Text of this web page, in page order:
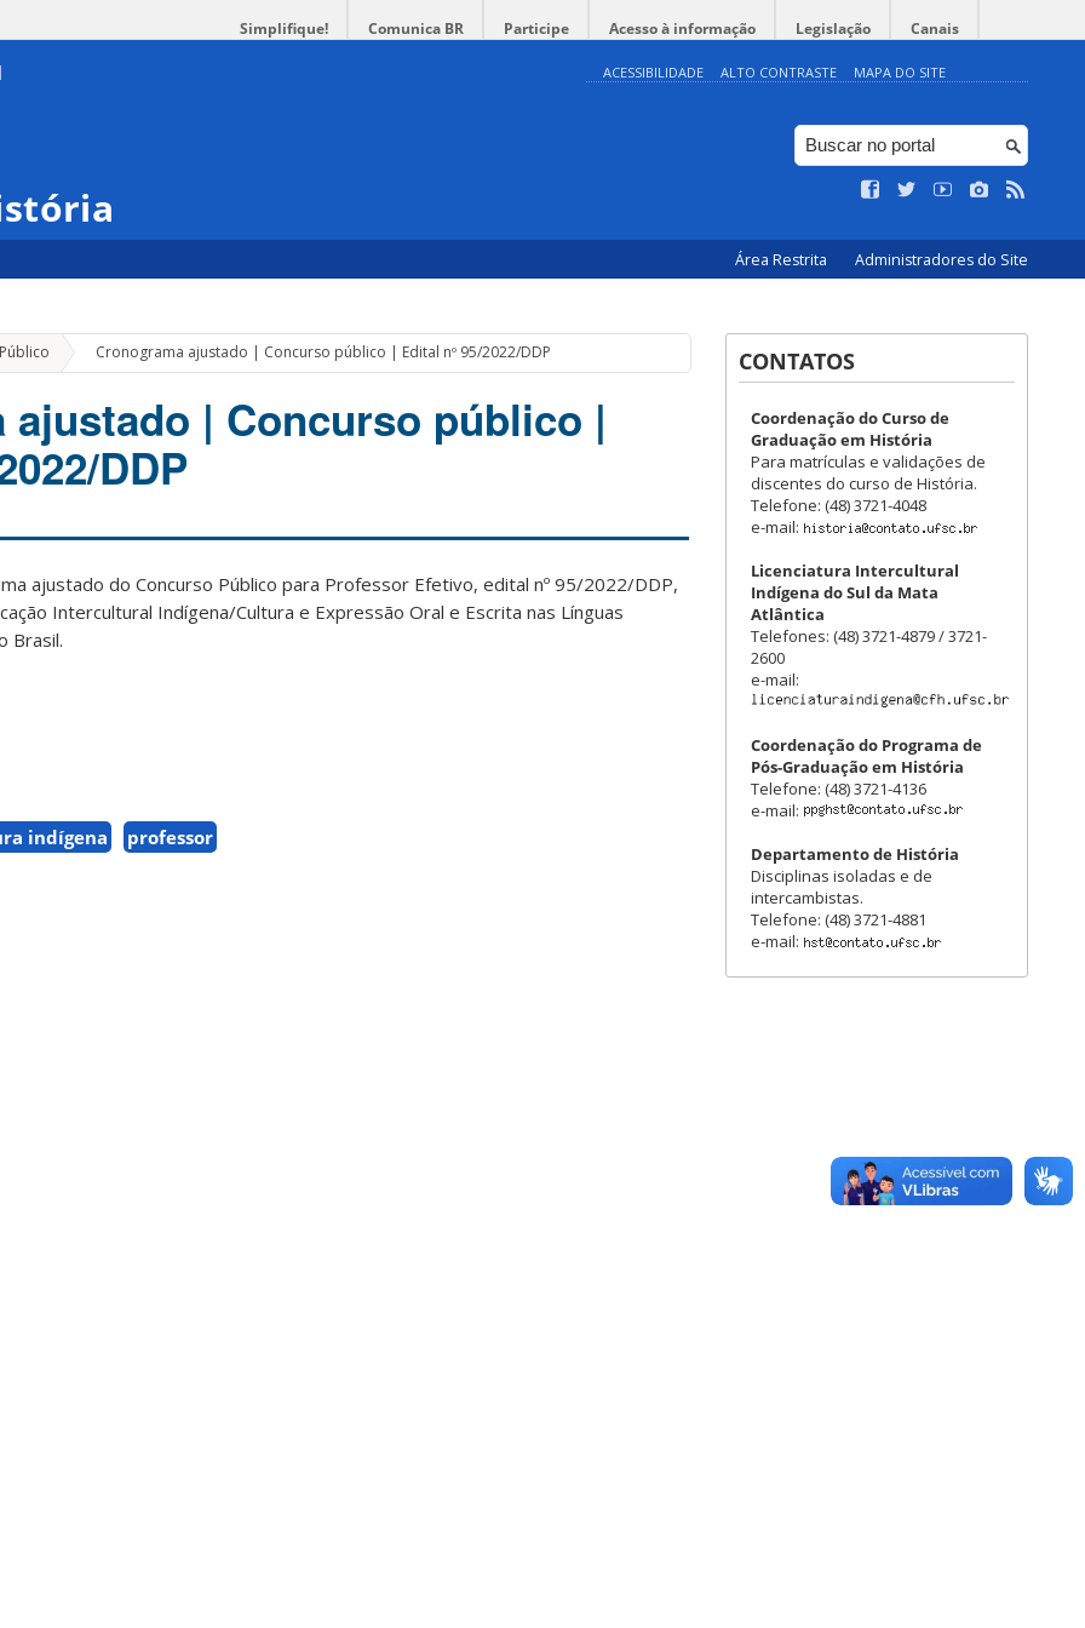
Simplifique! Comunica BR Participe Acesso à informação Legislação Canais
ACESSIBILIDADE ALTO CONTRASTE MAPA DO SITE
Área Restrita Administradores do Site
» Cronograma ajustado | Concurso público | Edital nº 95/2022/DDP
ajustado | Concurso público |
DDP
ajustado do Concurso Público para Professor Efetivo, edital nº 95/2022/DDP,
Intercultural Indígena/Cultura e Expressão Oral e Escrita nas Línguas
Brasil.
indígena professor
CONTATOS
Coordenação do Curso de
Graduação em História
Para matrículas e validações de
discentes do curso de História.
Telefone: (48) 3721-4048
e-mail:
Licenciatura Intercultural
Indígena do Sul da Mata
Atlântica
Telefones: (48) 3721-4879 / 3721-
2600
e-mail:
Coordenação do Programa de
Pós-Graduação em História
Telefone: (48) 3721-4136
e-mail:
Departamento de História
Disciplinas isoladas e de
intercambistas.
Telefone: (48) 3721-4881
e-mail: